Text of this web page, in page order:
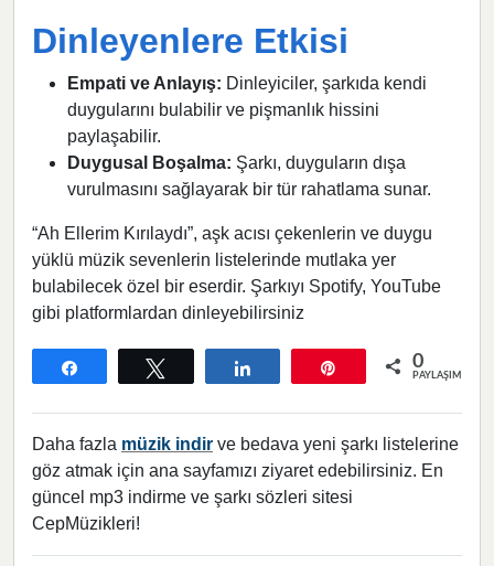
Dinleyenlere Etkisi
Empati ve Anlayış: Dinleyiciler, şarkıda kendi
duygularını bulabilir ve pişmanlık hissini
paylaşabilir.
Duygusal Boşalma: Şarkı, duyguların dışa
vurulmasını sağlayarak bir tür rahatlama sunar.
“Ah Ellerim Kırılaydı”, aşk acısı çekenlerin ve duygu
yüklü müzik sevenlerin listelerinde mutlaka yer
bulabilecek özel bir eserdir. Şarkıyı Spotify, YouTube
gibi platformlardan dinleyebilirsiniz
0
PAYLAŞIMLAR
Daha fazla müzik indir ve bedava yeni şarkı listelerine
göz atmak için ana sayfamızı ziyaret edebilirsiniz. En
güncel mp3 indirme ve şarkı sözleri sitesi
CepMüzikleri!